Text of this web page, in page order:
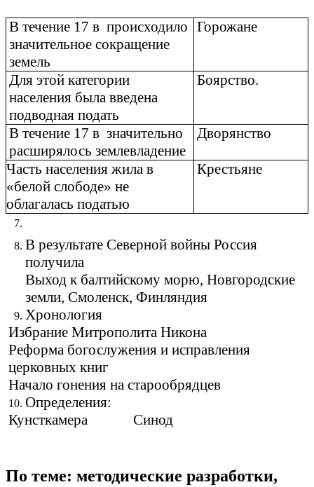
В течение 17 в происходило
значительное сокращение
земель
Горожане
Для этой категории
населения была введена
подводная подать
Боярство.
В течение 17 в значительно
расширялось землевладение
Дворянство
Часть населения жила в
«белой слободе» не
облагалась податью
Крестьяне
В результате Северной войны Россия
получила
Выход к балтийскому морю, Новгородские
земли, Смоленск, Финляндия
Хронология
Избрание Митрополита Никона
Реформа богослужения и исправления
церковных книг
Начало гонения на старообрядцев
Определения:
Кунсткамера Синод
По теме: методические разработки,